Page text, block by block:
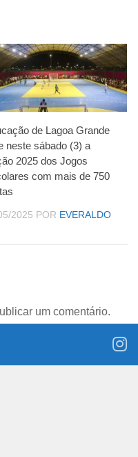
de Lagoa Grande
neste sábado (3) a
2025 dos Jogos
com mais de 750
2025 POR EVERALDO
um comentário.